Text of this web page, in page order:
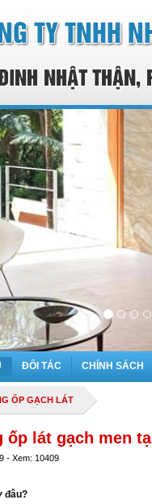
ĐỐI TÁC CHÍNH SÁCH
ỐP GẠCH LÁT
lát gạch men
- Xem: 10409
đâu?